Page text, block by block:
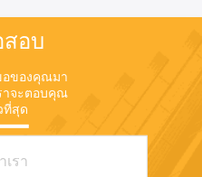
สอบ
ของคุณมา
าจะตอบคุณ
ที่สุด